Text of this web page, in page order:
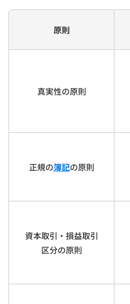
原則
真実性の原則
正規の簿記の原則
資本取引・損益取引
区分の原則